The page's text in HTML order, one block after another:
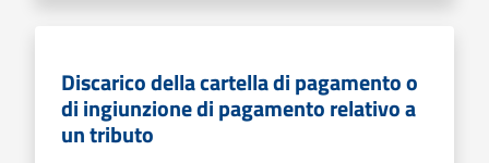
Discarico della cartella di pagamento o
di ingiunzione di pagamento relativo a
un tributo